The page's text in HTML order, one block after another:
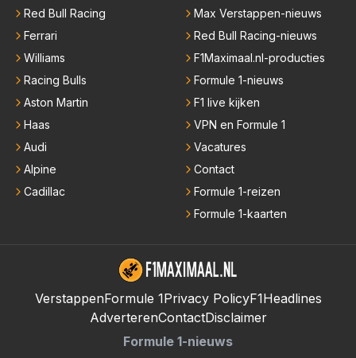
Red Bull Racing
Ferrari
Williams
Racing Bulls
Aston Martin
Haas
Audi
Alpine
Cadillac
Max Verstappen-nieuws
Red Bull Racing-nieuws
F1Maximaal.nl-producties
Formule 1-nieuws
F1 live kijken
VPN en Formule 1
Vacatures
Contact
Formule 1-reizen
Formule 1-kaarten
VerstappenFormule 1Privacy PolicyF1Headlines
AdverterenContactDisclaimer
Formule 1-nieuws